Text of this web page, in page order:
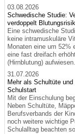
03.08.2026
Schwedische Studie:
verdoppelt
Eine schwedische
keine intramuskuläre
Monaten eine um 52%
eine fast dreifach
(Hirnblutung) aufwiesen.
31.07.2026
Mehr als Schultüte
Schulstart
Mit der Einschulung
Neben Schultüte,
Berufsverbands der
noch weitere wichtige
Schulalltag beachten